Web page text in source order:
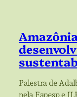
Palestra de
pela Fapesp e